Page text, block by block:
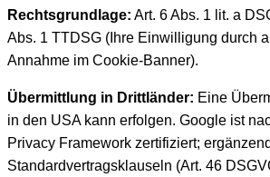
Rechtsgrundlage: Art. 6 Abs. 1 lit. a
Abs. 1 TTDSG (Ihre Einwilligung durch
Annahme im Cookie-Banner).
Übermittlung in Drittländer: Eine
in den USA kann erfolgen. Google ist
Privacy Framework zertifiziert;
Standardvertragsklauseln (Art. 46